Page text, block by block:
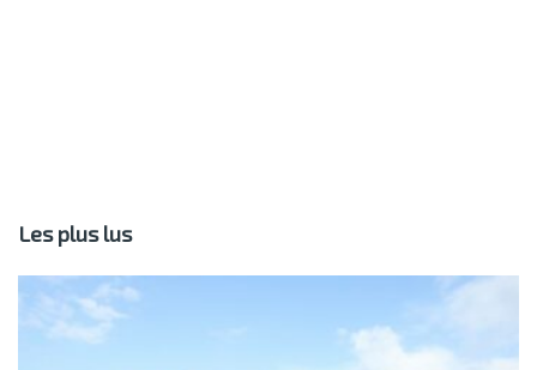
Les plus lus